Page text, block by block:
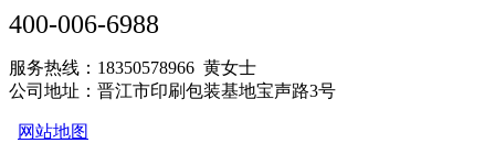
400-006-6988
服务热线：18350578966 黄女士
公司地址：晋江市印刷包装基地宝声路3号
网站地图